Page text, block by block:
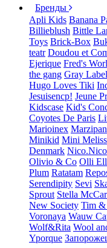
Бренды
Apli Kids Banana
Billieblush Bittle
Toys Brick-Box
teatr Doudou et
Ejerique Fred's
the gang Gray Label
Hugo Loves Tiki
Jesuisencp! Jeune
Kidscase Kid's
Coyotes De Paris
Marioinex Marzipan
Minikid Mini
Denmark Nico.Nico
Olivio & Co Olli
Plum Ratatam
Serendipity Sevi
Sprout Stella
New Society Tim &
Voronaya Wauw
Wolf&Rita Wool
Yporque